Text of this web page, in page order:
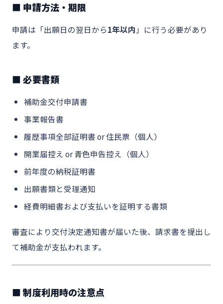
■ 申請方法・期限
申請は「出願日の翌日から1年以内 」に行う必要があり
ます。
■ 必要書類
補助金交付申請書
事業報告書
履歴事項全部証明書 or 住民票（個人）
開業届控え or 青色申告控え（個人）
前年度の納税証明書
出願書類と受理通知
経費明細書および支払いを証明する書類
審査により交付決定通知書が届いた後、請求書を提出し
て補助金が支払われます。
■ 制度利用時の注意点